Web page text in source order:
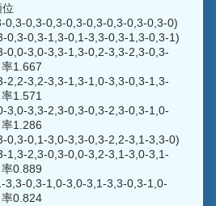
0,3-0,3-0,3-0,3-0,3-0,3-0,3-0,3-0)
0,3-1,3-0,1-3,3-0,3-1,3-0,3-1)
3,0-3,3-1,3-0,2-3,3-2,3-0,3-
1.667
2,2-3,2-3,3-1,3-1,0-3,3-0,3-1,3-
1.571
3,3-2,3-0,3-0,3-2,3-0,3-1,0-
1.286
0,3-0,1-3,0-3,3-0,3-2,2-3,1-3,3-0)
1,3-2,3-0,3-0,0-3,2-3,1-3,0-3,1-
0.889
3,3-0,3-1,0-3,0-3,1-3,3-0,3-1,0-
0.824